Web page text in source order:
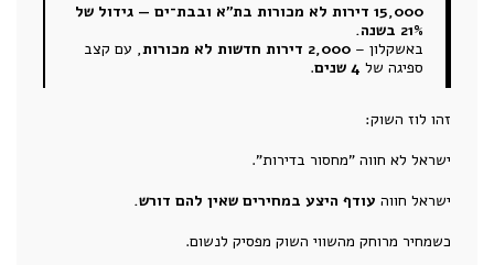
15,000 דירות לא מכורות בת"א ובבת־ים — גידול של
21% בשנה.
באשקלון – 2,000 דירות חדשות לא מכורות
, עם קצב
ספיגה של 4 שנים .
זהו לוז השוק:
ישראל לא חווה "מחסור בדירות".
ישראל חווה עודף היצע במחירים שאין להם דורש.
כשמחיר מרוחק מהשווי השוק מפסיק לנשום.